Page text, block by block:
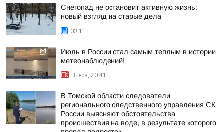
Снегопад не остановит активную жизнь:
новый взгляд на старые дела
03:11
Июль в России стал самым теплым в истории
метеонаблюдений!
Вчера, 20:41
В Томской области следователи
регионального следственного управления СК
России выясняют обстоятельства
происшествия на воде, в результате которого